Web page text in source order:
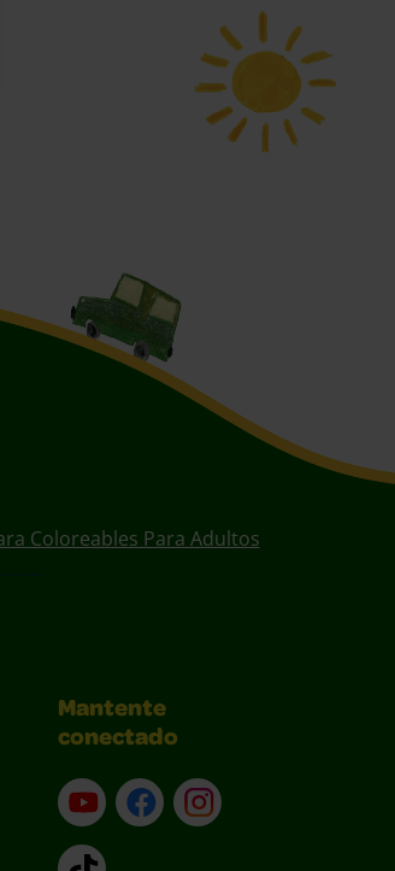
Coloreables Para Adultos
Mantente
conectado
YouTube (en inglés)
Facebook (en inglés)
Instagram (en
TikTok